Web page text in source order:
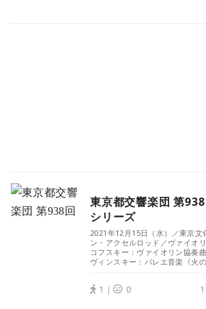
東京都交響楽団 第
シリーズ
2021年12月15日（水）／東京文
ン・アクセルロッド／ヴァイオ
コフスキー：ヴァイオリン協奏
ヴィンスキー：バレエ音楽《火
1｜ 0